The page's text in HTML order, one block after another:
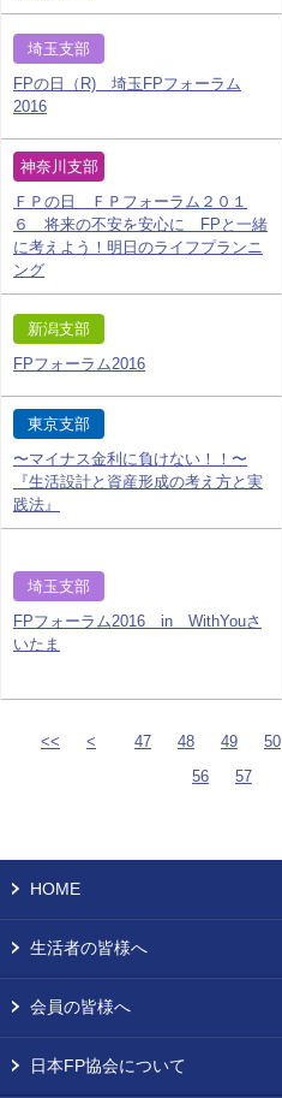
埼玉支部
FPの日（R) 埼玉FPフォーラム
2016
神奈川支部
ＦＰの日 ＦＰフォーラム２０１
６ 将来の不安を安心に FPと一緒
に考えよう！明日のライフプランニ
ング
新潟支部
FPフォーラム2016
東京支部
〜マイナス金利に負けない！！〜
『生活設計と資産形成の考え方と実
践法』
埼玉支部
FPフォーラム2016 in WithYouさ
いたま
<< < 47 48 49 50
56
57
HOME
生活者の皆様へ
会員の皆様へ
日本FP協会について